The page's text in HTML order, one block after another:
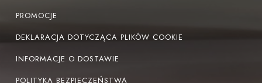
PROMOCJE
DEKLARACJA DOTYCZĄCA PLIKÓW COOKIE
INFORMACJE O DOSTAWIE
POLITYKA BEZPIECZEŃSTWA